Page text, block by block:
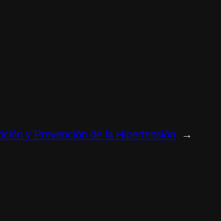
y Prevención de la Hipertensión →